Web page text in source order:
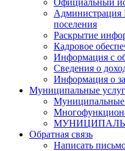
Официальный
Администрация
поселения
Раскрытие
Кадровое
Информация с
Сведения о
Информация о
Муниципальные
Муниципальные
Обратная связь
Написать